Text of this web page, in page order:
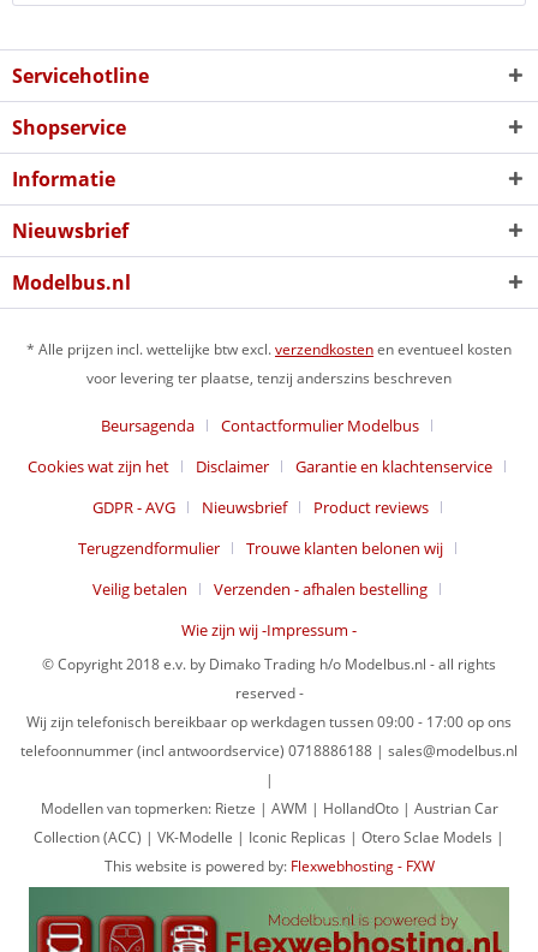
Servicehotline
Shopservice
Informatie
Nieuwsbrief
Modelbus.nl
* Alle prijzen incl. wettelijke btw excl.verzendkostenen eventueel kosten
voor levering ter plaatse, tenzij anderszins beschreven
Beursagenda
Contactformulier Modelbus
Cookies wat zijn het
Disclaimer
Garantie en klachtenservice
GDPR - AVG
Nieuwsbrief
Product reviews
Terugzendformulier
Trouwe klanten belonen wij
Veilig betalen
Verzenden - afhalen bestelling
Wie zijn wij -Impressum -
© Copyright 2018 e.v. by Dimako Trading h/o Modelbus.nl - all rights
reserved -
Wij zijn telefonisch bereikbaar op werkdagen tussen 09:00 - 17:00 op ons
telefoonnummer (incl antwoordservice) 0718886188 | sales@modelbus.nl
|
Modellen van topmerken: Rietze | AWM | HollandOto | Austrian Car
Collection (ACC) | VK-Modelle | Iconic Replicas | Otero Sclae Models |
This website is powered by: Flexwebhosting - FXW